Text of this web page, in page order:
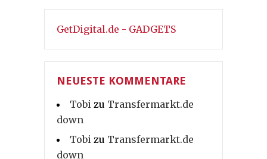
GetDigital.de - GADGETS
NEUESTE KOMMENTARE
Tobi zu Transfermarkt.de
down
Tobi zu Transfermarkt.de
down